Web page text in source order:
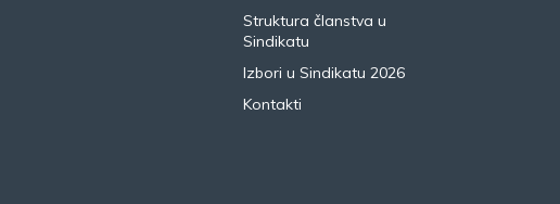
Struktura članstva u
Sindikatu
Izbori u Sindikatu 2026
Kontakti